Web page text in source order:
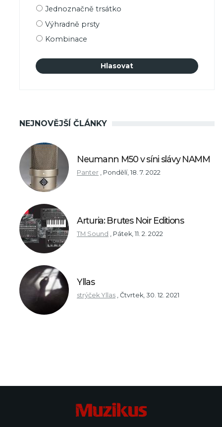
Možnosti
Jednoznačně trsátko
Výhradně prsty
Kombinace
NEJNOVĚJŠÍ ČLÁNKY
Neumann M50 v síni slávy NAMM
Panter , Pondělí, 18. 7. 2022
Arturia: Brutes Noir Editions
TM Sound , Pátek, 11. 2. 2022
Yllas
strýček Yllas , Čtvrtek, 30. 12. 2021